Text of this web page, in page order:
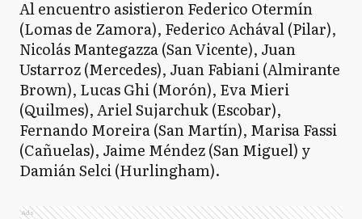
Al encuentro asistieron Federico Otermín
(Lomas de Zamora), Federico Achával (Pilar),
Nicolás Mantegazza (San Vicente), Juan
Ustarroz (Mercedes), Juan Fabiani (Almirante
Brown), Lucas Ghi (Morón), Eva Mieri
(Quilmes), Ariel Sujarchuk (Escobar),
Fernando Moreira (San Martín), Marisa Fassi
(Cañuelas), Jaime Méndez (San Miguel) y
Damián Selci (Hurlingham).
Ads